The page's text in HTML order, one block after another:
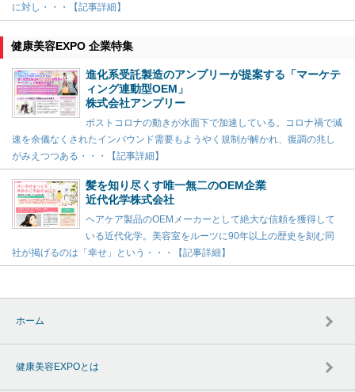
に対し・・・【記事詳細】
健康美容EXPO 企業特集
進化系受託製造のアンプリーが提案する「マーケテ
ィング連動型OEM」
株式会社アンプリー
ポストコロナの動きが水面下で加速している。コロナ禍で減
速を余儀なくされたインバウンド需要もようやく規制が解かれ、復調の兆し
がみえつつある・・・【記事詳細】
髪を知り尽くす唯一無二のOEM企業
近代化学株式会社
ヘアケア製品のOEMメーカーとして絶大な信頼を獲得して
いる近代化学。美容室をルーツに90年以上の歴史を刻む同
社が掲げるのは「幸せ」という・・・【記事詳細】
ホーム
健康美容EXPOとは